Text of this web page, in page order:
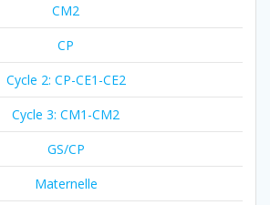
CM2
CP
Cycle 2: CP-CE1-CE2
Cycle 3: CM1-CM2
GS/CP
Maternelle